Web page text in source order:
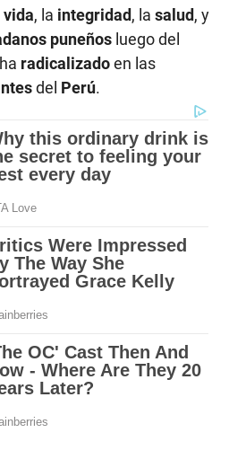
vida, la integridad, la salud, y
puneños luego del
radicalizadoen las
del Perú.